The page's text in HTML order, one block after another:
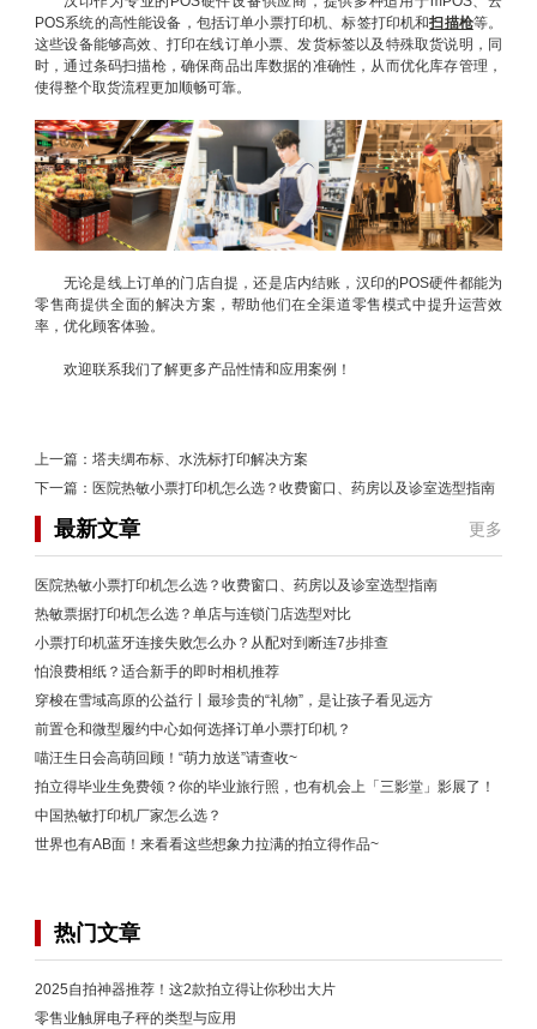
POS系统的高性能设备，包括订单小票打印机、标签打印机和扫描枪等。
这些设备能够高效、打印在线订单小票、发货标签以及特殊取货说明，同
时，通过条码扫描枪，确保商品出库数据的准确性，从而优化库存管理，
使得整个取货流程更加顺畅可靠。
无论是线上订单的门店自提，还是店内结账，汉印的POS硬件都能为
零售商提供全面的解决方案，帮助他们在全渠道零售模式中提升运营效
率，优化顾客体验。
欢迎联系我们了解更多产品性情和应用案例！
上一篇： 塔夫绸布标、水洗标打印解决方案
下一篇： 医院热敏小票打印机怎么选？收费窗口、药房以及诊室选型指南
最新文章 更多
医院热敏小票打印机怎么选？收费窗口、药房以及诊室选型指南
热敏票据打印机怎么选？单店与连锁门店选型对比
小票打印机蓝牙连接失败怎么办？从配对到断连7步排查
怕浪费相纸？适合新手的即时相机推荐
穿梭在雪域高原的公益行丨最珍贵的“礼物”，是让孩子看见远方
前置仓和微型履约中心如何选择订单小票打印机？
喵汪生日会高萌回顾！“萌力放送”请查收~
拍立得毕业生免费领？你的毕业旅行照，也有机会上「三影堂」影展了！
中国热敏打印机厂家怎么选？
世界也有AB面！来看看这些想象力拉满的拍立得作品~
热门文章
2025自拍神器推荐！这2款拍立得让你秒出大片
零售业触屏电子秤的类型与应用